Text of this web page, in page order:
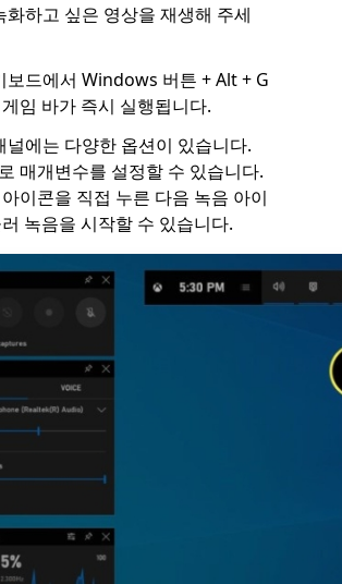
화하고 싶은 영상을 재생해 주세
보드에서 Windows 버튼 + Alt + G
임 바가 즉시 실행됩니다.
널에는 다양한 옵션이 있습니다.
매개변수를 설정할 수 있습니다.
이콘을 직접 누른 다음 녹음 아이
녹음을 시작할 수 있습니다.